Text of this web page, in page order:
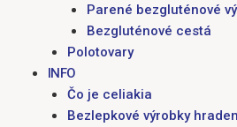
Parené bezgluténové
Bezgluténové cestá
Polotovary
INFO
Čo je celiakia
Bezlepkové výrobky